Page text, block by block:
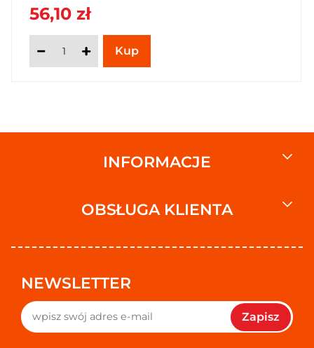
56,10 zł
INFORMACJE
OBSŁUGA KLIENTA
NEWSLETTER
Zapisz